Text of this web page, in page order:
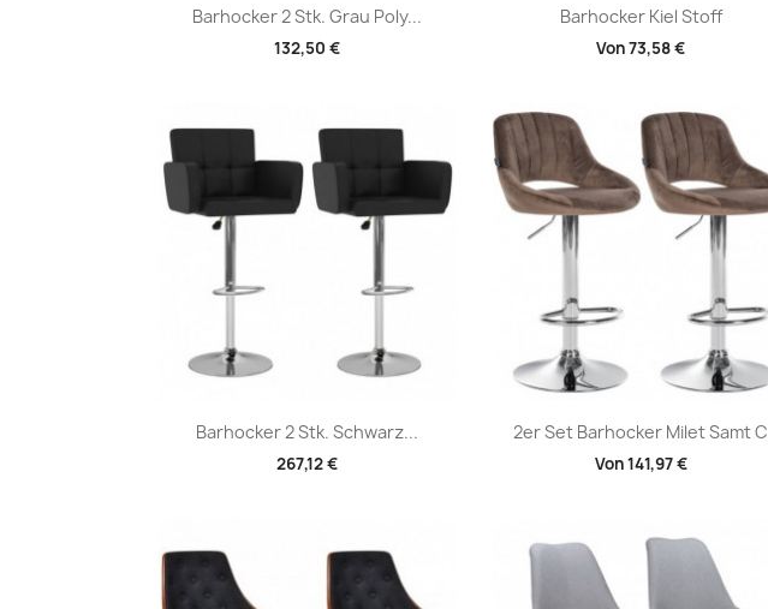
Barhocker 2 Stk. Grau Poly...
132,50 €
Vorschau Barhocker Kiel Stoff
Von73,58 €
Vorschau
Barhocker 2 Stk. Schwarz...
267,12 €
Vorschau 2er Set Barhocker Milet Samt C
Von141,97 €
Vorschau